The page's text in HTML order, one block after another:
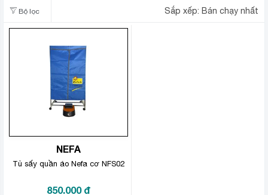
Bộ lọc Sắp xếp: Bán chạy nhất
NEFA
Tủ sấy quần áo Nefa cơ NFS02
850.000 đ